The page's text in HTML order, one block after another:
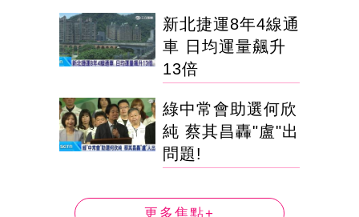
新北捷運8年4線通
車 日均運量飆升
13倍
綠中常會助選何欣
純 蔡其昌轟"盧"出
問題!
更多焦點+